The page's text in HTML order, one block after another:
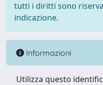
tutti i diritti sono
indicazione.
Informazioni
Utilizza questo